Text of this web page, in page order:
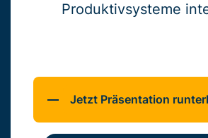
Produktivsysteme
Jetzt Präsentation